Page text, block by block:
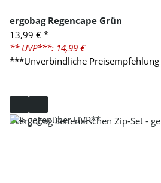
ergobag Regencape Grün
13,99 € *
** UVP***: 14,99 €
***Unverbindliche
-5%gegenüber UVP**